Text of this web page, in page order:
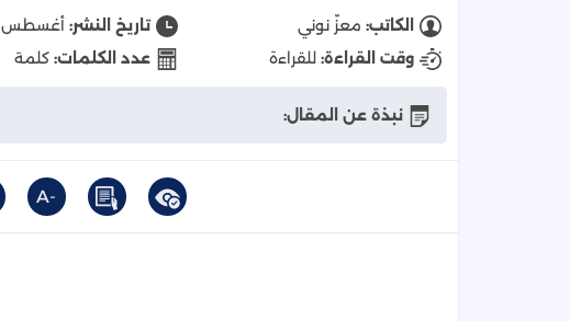
الكاتب: معزّ نوني تاريخ النشر: أغسطس 01, 2025
وقت القراءة: للقراءة عدد الكلمات: كلمة
نبذة عن المقال:
-A